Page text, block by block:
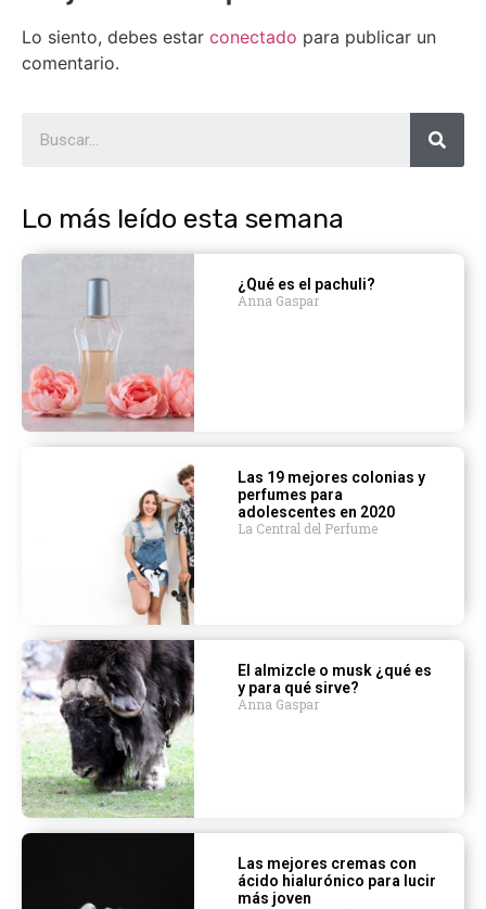
Lo siento, debes estar conectado para publicar un
comentario.
Lo más leído esta semana
¿Qué es el pachuli?
Anna Gaspar
Las 19 mejores colonias y
perfumes para
adolescentes en 2020
La Central del Perfume
El almizcle o musk ¿qué es
y para qué sirve?
Anna Gaspar
Las mejores cremas con
ácido hialurónico para lucir
más joven